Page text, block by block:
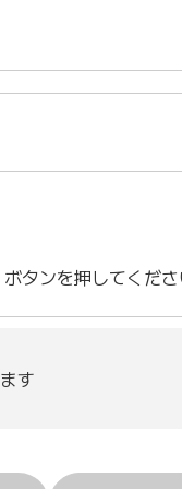
タンを押してくだ
す